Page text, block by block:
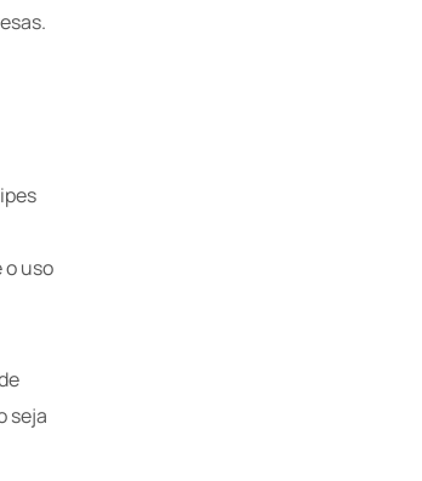
uso
seja